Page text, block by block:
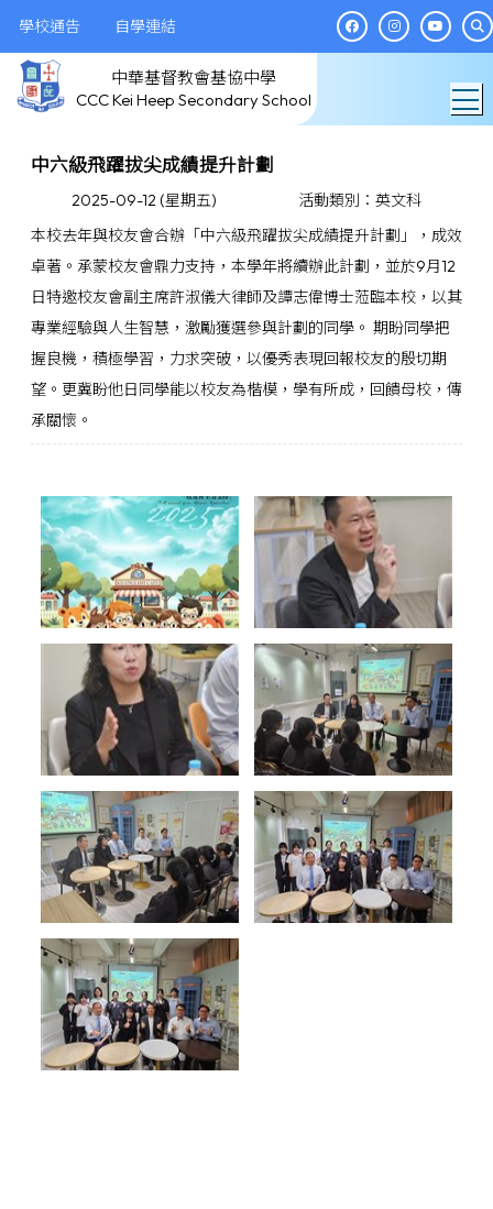
學校通告 自學連結
中華基督教會基協中學
CCC Kei Heep Secondary School
中六級飛躍拔尖成績提升計劃
2025-09-12 (星期五)
活動類別：英文科
本校去年與校友會合辦「中六級飛躍拔尖成績提升計劃」，成效
卓著。承蒙校友會鼎力支持，本學年將續辦此計劃，並於9月12
日特邀校友會副主席許淑儀大律師及譚志偉博士蒞臨本校，以其
專業經驗與人生智慧，激勵獲選參與計劃的同學。 期盼同學把
握良機，積極學習，力求突破，以優秀表現回報校友的殷切期
望。更冀盼他日同學能以校友為楷模，學有所成，回饋母校，傳
承關懷。